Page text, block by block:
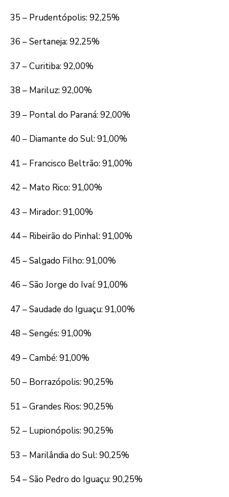
35 – Prudentópolis: 92,25%
36 – Sertaneja: 92,25%
37 – Curitiba: 92,00%
38 – Mariluz: 92,00%
39 – Pontal do Paraná: 92,00%
40 – Diamante do Sul: 91,00%
41 – Francisco Beltrão: 91,00%
42 – Mato Rico: 91,00%
43 – Mirador: 91,00%
44 – Ribeirão do Pinhal: 91,00%
45 – Salgado Filho: 91,00%
46 – São Jorge do Ivaí: 91,00%
47 – Saudade do Iguaçu: 91,00%
48 – Sengés: 91,00%
49 – Cambé: 91,00%
50 – Borrazópolis: 90,25%
51 – Grandes Rios: 90,25%
52 – Lupionópolis: 90,25%
53 – Marilândia do Sul: 90,25%
54 – São Pedro do Iguaçu: 90,25%